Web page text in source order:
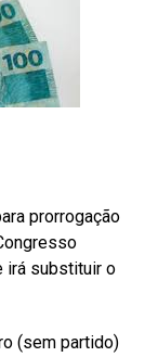
prorrogação
irá substituir o
(sem partido)